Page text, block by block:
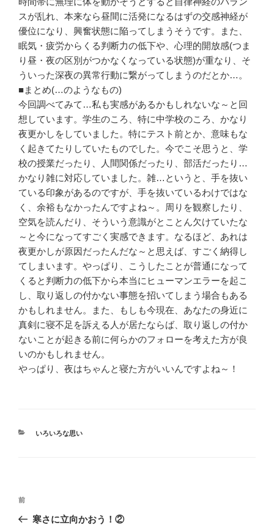
スが乱れ、本来なら昼間に活発になるはずの交感神経が
優位になり、興奮状態に陥ってしまうそうです。また、
眠気・疲労からくる判断力の低下や、心理的開放感(つま
り昼・夜の区別がつかなくなっている状態)が重なり、そ
ういった深夜の異常行動に繋がってしまうのだとか…。
■まとめ(…のようなもの)
今回調べてみて…私も実感があるかもしれないな～と回
想しています。学生のころ、特に中学校のころ、かなり
夜更かしをしていました。特にテスト前とか、意味もな
く起きてたりしていたものでした。今でこそ思うと、学
校の授業だったり、人間関係だったり、部活だったり…
かなり雑に対応していました。雑…というと、手を抜い
ている印象があるのですが、手を抜いているわけではな
く、余裕もなかったんですよね～。周りを観察したり、
空気を読んだり、そういう意識がとことん欠けていたな
～と今になってすごく実感できます。なるほど、あれは
夜更かしが原因だったんだな～と思えば、すごく納得し
てしまいます。やっぱり、こうしたことが普通になって
くると判断力の低下から本当にヒューマンエラーを起こ
し、取り返しの付かない事態を招いてしまう場合もある
かもしれません。また、もしも今現在、あなたの身近に
真剣に寝不足を訴える人が居たならば、取り返しの付か
ないことが起きる前に何らかのフォローを考えた方が良
いのかもしれません。
やっぱり、夜はちゃんと寝た方がいいんですよね～！
カ
いろいろな思い
投
過
去
前
寒さに立向かおう！②